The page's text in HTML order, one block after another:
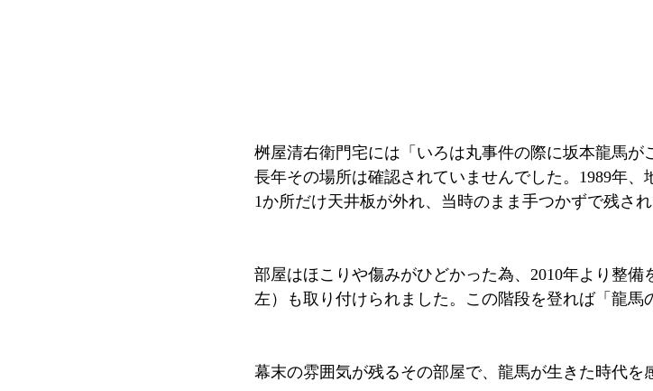
桝屋清右衛門宅には「いろは丸事件の際に坂本龍馬が
長年その場所は確認されていませんでした。1989年、
1か所だけ天井板が外れ、当時のまま手つかずで残さ
部屋はほこりや傷みがひどかった為、2010年より整
左）も取り付けられました。この階段を登れば「龍馬
幕末の雰囲気が残るその部屋で、龍馬が生きた時代を